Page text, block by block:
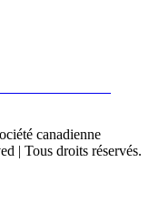
canadienne
| Tous droits réservés.